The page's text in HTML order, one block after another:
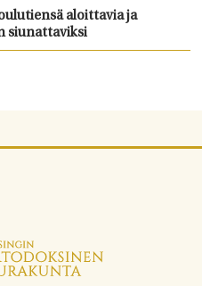
aloittavia ja
siunattaviksi